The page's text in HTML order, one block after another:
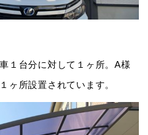
１台分に対して１ヶ所。A様
ヶ所設置されています。